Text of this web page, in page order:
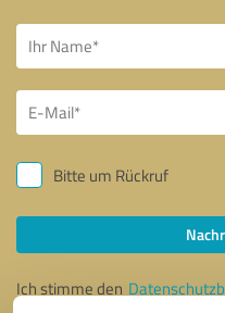
Bitte um Rückruf
Ich stimme den